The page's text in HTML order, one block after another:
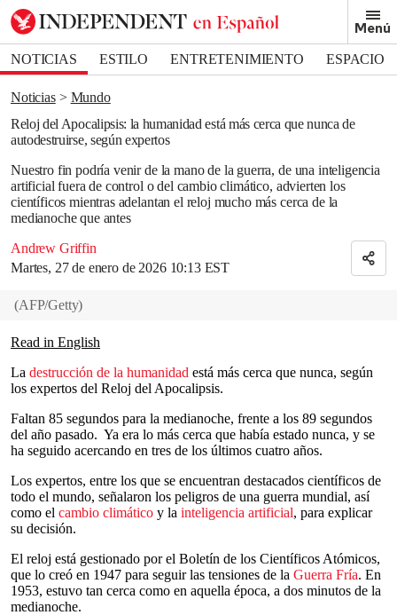
Menú
NOTICIAS ESTILO ENTRETENIMIENTO
ESPACIO
DEPORTES
Noticias
Mundo
Reloj del Apocalipsis: la humanidad está más cerca que nunca de
autodestruirse, según expertos
Nuestro fin podría venir de la mano de la guerra, de una inteligencia
artificial fuera de control o del cambio climático, advierten los
científicos mientras adelantan el reloj mucho más cerca de la
medianoche que antes
Andrew Griffin
Martes, 27 de enero de 2026 10:13 EST
Bookmark popover
Removed from bookmarks
Close popover
(AFP/Getty)
Read in English
La destrucción de la humanidad está más cerca que nunca, según
los expertos del Reloj del Apocalipsis.
Faltan 85 segundos para la medianoche, frente a los 89 segundos
del año pasado. Ya era lo más cerca que había estado nunca, y se
ha seguido acercando en tres de los últimos cuatro años.
Los expertos, entre los que se encuentran destacados científicos de
todo el mundo, señalaron los peligros de una guerra mundial, así
como el cambio climático y la inteligencia artificial, para explicar
su decisión.
El reloj está gestionado por el Boletín de los Científicos Atómicos,
que lo creó en 1947 para seguir las tensiones de la Guerra Fría. En
1953, estuvo tan cerca como en aquella época, a dos minutos de la
medianoche.